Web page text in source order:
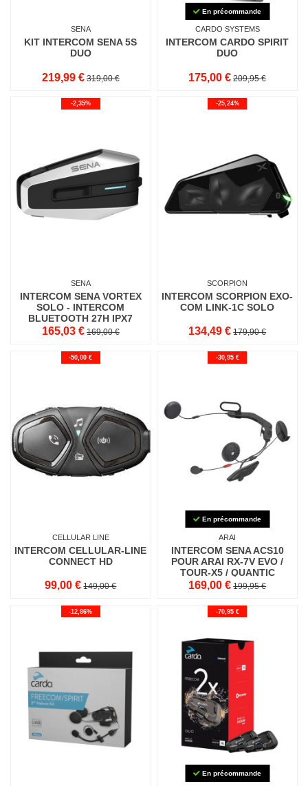
SENA
KIT INTERCOM SENA 5S
DUO
219,99 € 319,00 €
En précommande
CARDO SYSTEMS
INTERCOM CARDO SPIRIT
DUO
175,00 € 209,95 €
-2,35%
SENA
INTERCOM SENA VORTEX
SOLO - INTERCOM
BLUETOOTH 27H IPX7
165,03 € 169,00 €
-25,24%
SCORPION
INTERCOM SCORPION EXO-
COM LINK-1C SOLO
134,49 € 179,90 €
-50,00 €
CELLULAR LINE
INTERCOM CELLULAR-LINE
CONNECT HD
99,00 € 149,00 €
-30,95 €
En précommande
ARAI
INTERCOM SENA ACS10
POUR ARAI RX-7V EVO /
TOUR-X5 / QUANTIC
169,00 € 199,95 €
-12,86% -70,95 €
En précommande